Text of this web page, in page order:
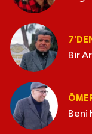
Bir
Beni